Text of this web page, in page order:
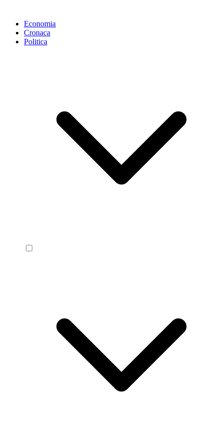
Economia
Cronaca
Politica